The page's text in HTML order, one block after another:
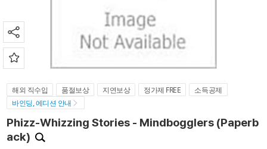
해외 직수입 품절보상 지연보상 정가제 FREE
소득공제
바인딩, 에디션 안내
Phizz-Whizzing Stories - Mindbogglers (Paperb
ack)